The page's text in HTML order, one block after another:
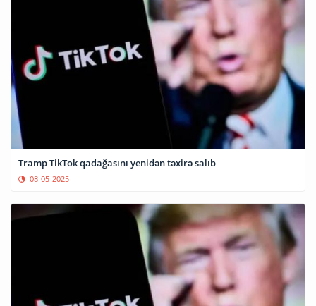
Tramp TikTok qadağasını yenidən təxirə salıb
08-05-2025